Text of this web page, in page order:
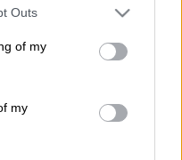
one or more Google
You may click to
its third-party tags to
in below Google
Outs
of my
my
έχουν οι
την
που
να
δικαιολογητικά